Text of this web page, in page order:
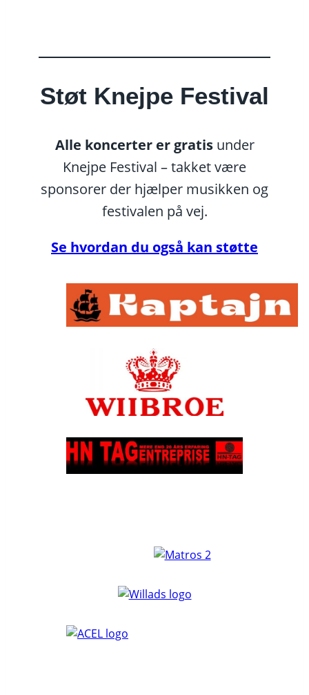
Støt Knejpe Festival
Alle koncerter er gratisunder
Knejpe Festival – takket være
sponsorer der hjælper musikken og
festivalen på vej.
Se hvordan du også kan støtte